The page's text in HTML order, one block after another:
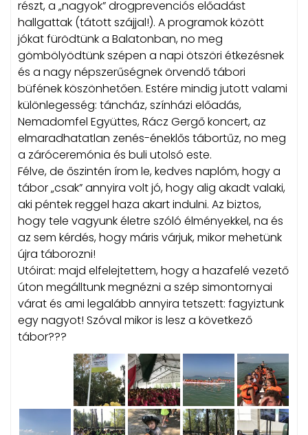
részt, a „nagyok” drogprevenciós előadást
hallgattak (tátott szájjal!). A programok között
jókat fürödtünk a Balatonban, no meg
gömbölyödtünk szépen a napi ötszöri étkezésnek
és a nagy népszerűségnek örvendő tábori
büfének köszönhetően. Estére mindig jutott valami
különlegesség: táncház, színházi előadás,
Nemadomfel Együttes, Rácz Gergő koncert, az
elmaradhatatlan zenés-éneklős tábortűz, no meg
a záróceremónia és buli utolsó este.
Félve, de őszintén írom le, kedves naplóm, hogy a
tábor „csak” annyira volt jó, hogy alig akadt valaki,
aki péntek reggel haza akart indulni. Az biztos,
hogy tele vagyunk életre szóló élményekkel, na és
az sem kérdés, hogy máris várjuk, mikor mehetünk
újra táborozni!
Utóirat: majd elfelejtettem, hogy a hazafelé vezető
úton megálltunk megnézni a szép simontornyai
várat és ami legalább annyira tetszett: fagyiztunk
egy nagyot! Szóval mikor is lesz a következő
tábor???